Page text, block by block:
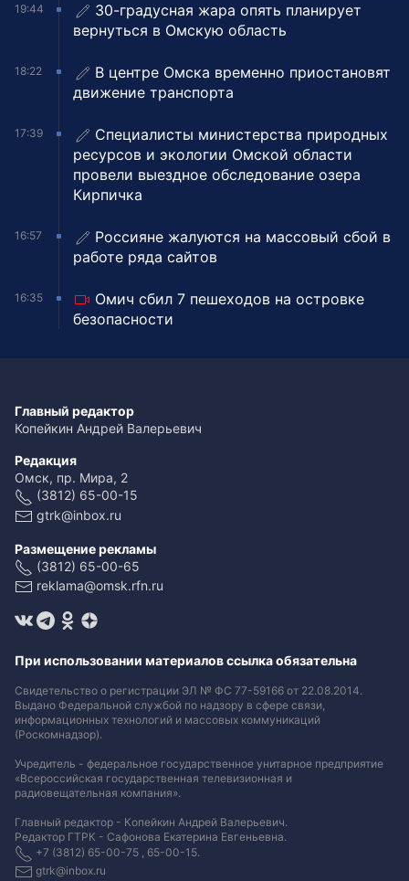
19:44
30-градусная жара опять планирует
вернуться в Омскую область
18:22
В центре Омска временно приостановят
движение транспорта
17:39
Специалисты министерства природных
ресурсов и экологии Омской области
провели выездное обследование озера
Кирпичка
16:57
Россияне жалуются на массовый сбой в
работе ряда сайтов
16:35
Омич сбил 7 пешеходов на островке
безопасности
Главный редактор
Копейкин Андрей Валерьевич
Редакция
Омск, пр. Мира, 2
(3812) 65-00-15
gtrk@inbox.ru
Размещение рекламы
(3812) 65-00-65
reklama@omsk.rfn.ru
При использовании материалов ссылка обязательна
Свидетельство о регистрации ЭЛ № ФС 77-59166 от 22.08.2014.
Выдано Федеральной службой по надзору в сфере связи,
информационных технологий и массовых коммуникаций
(Роскомнадзор).
Учредитель - федеральное государственное унитарное предприятие
«Всероссийская государственная телевизионная и
радиовещательная компания».
Главный редактор - Копейкин Андрей Валерьевич.
Редактор ГТРК - Сафонова Екатерина Евгеньевна.
+7 (3812) 65-00-75 , 65-00-15.
gtrk@inbox.ru